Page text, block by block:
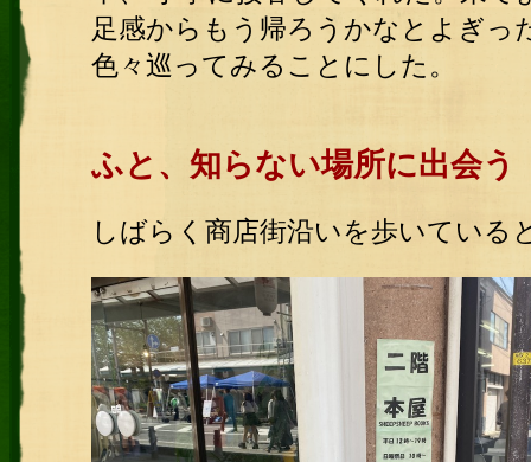
足感からもう帰ろうかなとよぎっ
色々巡ってみることにした。
ふと、知らない場所に出会う
しばらく商店街沿いを歩いている